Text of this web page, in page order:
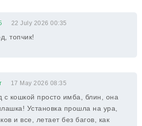
22 July 2026 00:35
топчик!
17 May 2026 08:35
с кошкой просто имба, блин, она
Установка прошла на ура,
и все, летает без багов, как